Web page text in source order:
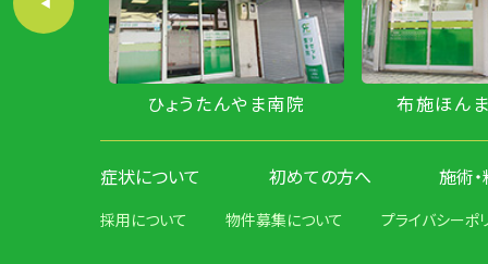
ひょうたんやま南院 布施ほん
症状について 初めての方へ 施術
採用について 物件募集について プライバシーポ